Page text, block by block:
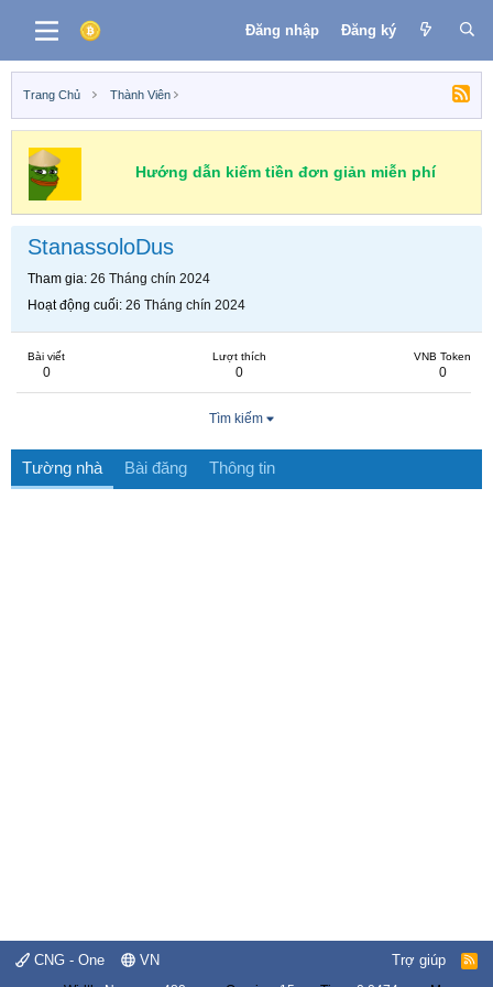
Đăng nhập Đăng ký
Trang Chủ Thành Viên
Hướng dẫn kiếm tiền đơn giản miễn phí
StanassoloDus
Tham gia 26 Tháng chín 2024
Hoạt động cuối 26 Tháng chín 2024
Bài viết
0
Lượt thích
0
VNB Token
0
Tìm kiếm
Tường nhà Bài đăng Thông tin
CNG - One VN Trợ giúp
R